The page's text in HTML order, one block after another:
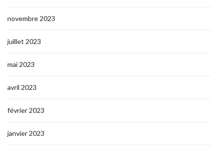
novembre 2023
juillet 2023
mai 2023
avril 2023
février 2023
janvier 2023